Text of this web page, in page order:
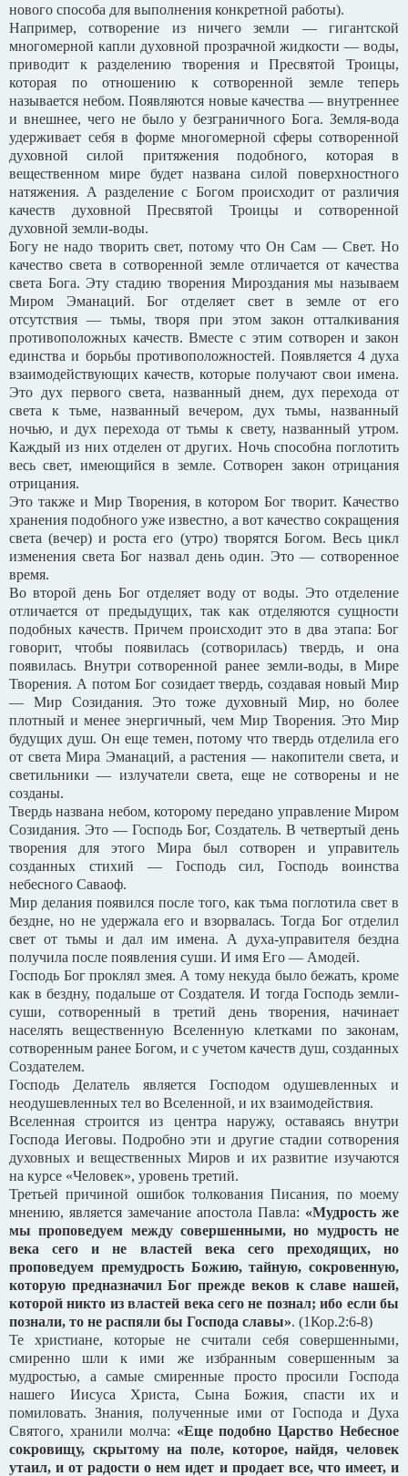
нового способа для выполнения конкретной работы).
Например, сотворение из ничего земли — гигантской
многомерной капли духовной прозрачной жидкости — воды,
приводит к разделению творения и Пресвятой Троицы,
которая по отношению к сотворенной земле теперь
называется небом. Появляются новые качества — внутреннее
и внешнее, чего не было у безграничного Бога. Земля-вода
удерживает себя в форме многомерной сферы сотворенной
духовной силой притяжения подобного, которая в
вещественном мире будет названа силой поверхностного
натяжения. А разделение с Богом происходит от различия
качеств духовной Пресвятой Троицы и сотворенной
духовной земли-воды.
Богу не надо творить свет, потому что Он Сам — Свет. Но
качество света в сотворенной земле отличается от качества
света Бога. Эту стадию творения Мироздания мы называем
Миром Эманаций. Бог отделяет свет в земле от его
отсутствия — тьмы, творя при этом закон отталкивания
противоположных качеств. Вместе с этим сотворен и закон
единства и борьбы противоположностей. Появляется 4 духа
взаимодействующих качеств, которые получают свои имена.
Это дух первого света, названный днем, дух перехода от
света к тьме, названный вечером, дух тьмы, названный
ночью, и дух перехода от тьмы к свету, названный утром.
Каждый из них отделен от других. Ночь способна поглотить
весь свет, имеющийся в земле. Сотворен закон отрицания
отрицания.
Это также и Мир Творения, в котором Бог творит. Качество
хранения подобного уже известно, а вот качество сокращения
света (вечер) и роста его (утро) творятся Богом. Весь цикл
изменения света Бог назвал день один. Это — сотворенное
время.
Во второй день Бог отделяет воду от воды. Это отделение
отличается от предыдущих, так как отделяются сущности
подобных качеств. Причем происходит это в два этапа: Бог
говорит, чтобы появилась (сотворилась) твердь, и она
появилась. Внутри сотворенной ранее земли-воды, в Мире
Творения. А потом Бог созидает твердь, создавая новый Мир
— Мир Созидания. Это тоже духовный Мир, но более
плотный и менее энергичный, чем Мир Творения. Это Мир
будущих душ. Он еще темен, потому что твердь отделила его
от света Мира Эманаций, а растения — накопители света, и
светильники — излучатели света, еще не сотворены и не
созданы.
Твердь названа небом, которому передано управление Миром
Созидания. Это — Господь Бог, Создатель. В четвертый день
творения для этого Мира был сотворен и управитель
созданных стихий — Господь сил, Господь воинства
небесного Саваоф.
Мир делания появился после того, как тьма поглотила свет в
бездне, но не удержала его и взорвалась. Тогда Бог отделил
свет от тьмы и дал им имена. А духа-управителя бездна
получила после появления суши. И имя Его — Амодей.
Господь Бог проклял змея. А тому некуда было бежать, кроме
как в бездну, подальше от Создателя. И тогда Господь земли-
суши, сотворенный в третий день творения, начинает
населять вещественную Вселенную клетками по законам,
сотворенным ранее Богом, и с учетом качеств душ, созданных
Создателем.
Господь Делатель является Господом одушевленных и
неодушевленных тел во Вселенной, и их взаимодействия.
Вселенная строится из центра наружу, оставаясь внутри
Господа Иеговы. Подробно эти и другие стадии сотворения
духовных и вещественных Миров и их развитие изучаются
на курсе «Человек», уровень третий.
Третьей причиной ошибок толкования Писания, по моему
мнению, является замечание апостола Павла: «Мудрость же
мы проповедуем между совершенными, но мудрость не
века сего и не властей века сего преходящих, но
проповедуем премудрость Божию, тайную, сокровенную,
которую предназначил Бог прежде веков к славе нашей,
которой никто из властей века сего не познал; ибо если бы
познали, то не распяли бы Господа славы». (1Кор.2:6-8)
Те христиане, которые не считали себя совершенными,
смиренно шли к ими же избранным совершенным за
мудростью, а самые смиренные просто просили Господа
нашего Иисуса Христа, Сына Божия, спасти их и
помиловать. Знания, полученные ими от Господа и Духа
Святого, хранили молча: «Еще подобно Царство Небесное
сокровищу, скрытому на поле, которое, найдя, человек
утаил, и от радости о нем идет и продает все, что имеет, и